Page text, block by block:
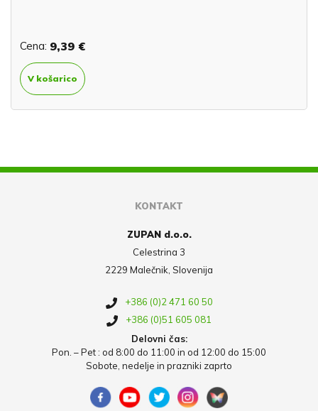
Cena: 9,39 €
V košarico
KONTAKT
ZUPAN d.o.o.
Celestrina 3
2229 Malečnik, Slovenija
+386 (0)2 471 60 50
+386 (0)51 605 081
Delovni čas:
Pon. – Pet : od 8:00 do 11:00 in od 12:00 do 15:00
Sobote, nedelje in prazniki zaprto